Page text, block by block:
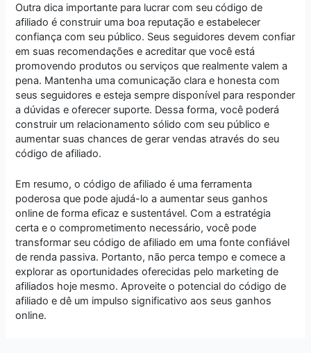
Outra dica importante para lucrar com seu código de
afiliado é construir uma boa reputação e estabelecer
confiança com seu público. Seus seguidores devem confiar
em suas recomendações e acreditar que você está
promovendo produtos ou serviços que realmente valem a
pena. Mantenha uma comunicação clara e honesta com
seus seguidores e esteja sempre disponível para responder
a dúvidas e oferecer suporte. Dessa forma, você poderá
construir um relacionamento sólido com seu público e
aumentar suas chances de gerar vendas através do seu
código de afiliado.
Em resumo, o código de afiliado é uma ferramenta
poderosa que pode ajudá-lo a aumentar seus ganhos
online de forma eficaz e sustentável. Com a estratégia
certa e o comprometimento necessário, você pode
transformar seu código de afiliado em uma fonte confiável
de renda passiva. Portanto, não perca tempo e comece a
explorar as oportunidades oferecidas pelo marketing de
afiliados hoje mesmo. Aproveite o potencial do código de
afiliado e dê um impulso significativo aos seus ganhos
online.